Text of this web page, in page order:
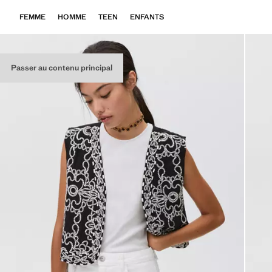
Passer au contenu principal
FEMME HOMME TEEN ENFANTS